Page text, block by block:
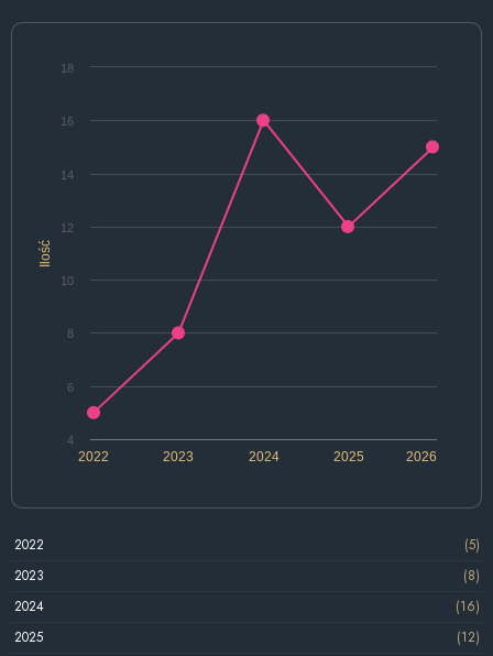
Ilość
2022 2024 2026
2023 2025
4
6
8
10
12
14
16
18
2022
(5)
2023
(8)
2024
(16)
2025
(12)